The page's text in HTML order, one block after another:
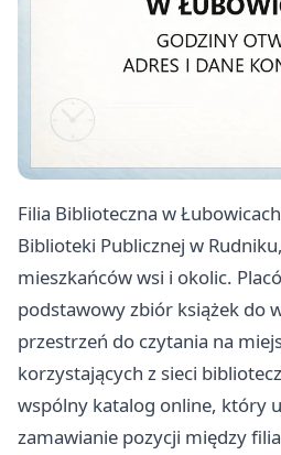
Filia Biblioteczna w
Biblioteki Publicznej w
mieszkańców wsi i okolic.
podstawowy zbiór książek do
przestrzeń do czytania na
korzystających z sieci
wspólny katalog online, który
zamawianie pozycji między